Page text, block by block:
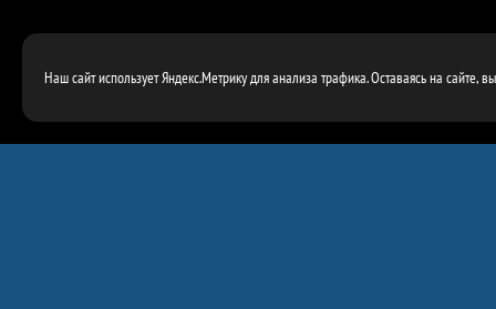
Наш сайт использует Яндекс.Метрику для анализа трафика. Оставаясь на сайте,